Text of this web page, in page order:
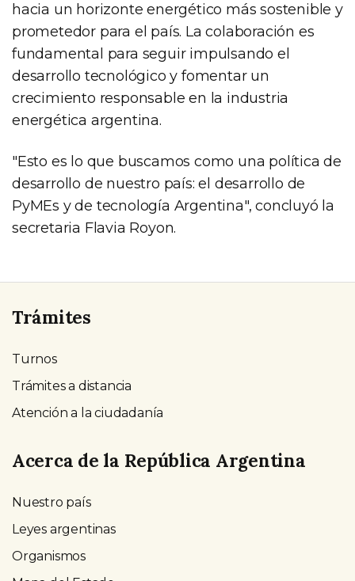
hacia un horizonte energético más sostenible y
prometedor para el país. La colaboración es
fundamental para seguir impulsando el
desarrollo tecnológico y fomentar un
crecimiento responsable en la industria
energética argentina.
"Esto es lo que buscamos como una política de
desarrollo de nuestro país: el desarrollo de
PyMEs y de tecnología Argentina", concluyó la
secretaria Flavia Royon.
Trámites
Turnos
Trámites a distancia
Atención a la ciudadanía
Acerca de la República Argentina
Nuestro país
Leyes argentinas
Organismos